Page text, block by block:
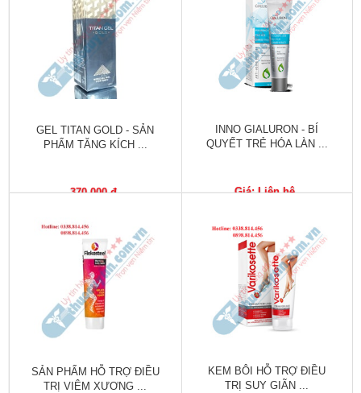
Gan,
Thận,
Tiêu
hóa
Cơ
Khớp
Kháng
Nhiễm
Mũi,
Họng,
Hô
Chống
GEL TITAN GOLD - SẢN
PHẨM TĂNG KÍCH ...
370,000 đ
INNO GIALURON - BÍ
QUYẾT TRẺ HÓA LÀN ...
Giá: Liên hệ
SẢN PHẨM HỖ TRỢ ĐIỀU
TRỊ VIÊM XƯƠNG ...
KEM BÔI HỖ TRỢ ĐIỀU
TRỊ SUY GIÃN ...